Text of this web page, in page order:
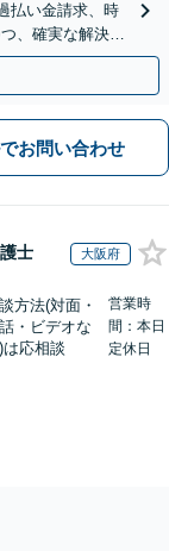
払い金請求、時
、確実な解決を
】
お問い合わせ
士 大阪府
方法(対面・
・ビデオな
は応相談
営業時
間：本日
定休日